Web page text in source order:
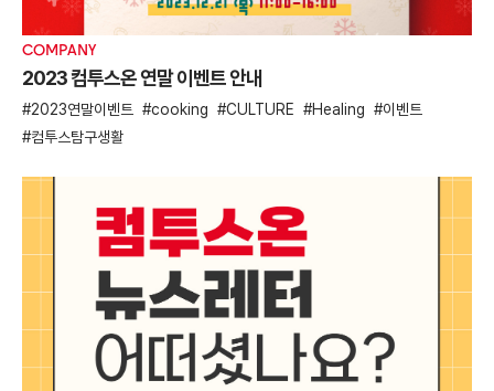
COMPANY
2023 컴투스온 연말 이벤트 안내
2023연말이벤트 cooking CULTURE Healing
이벤트
컴투스탐구생활